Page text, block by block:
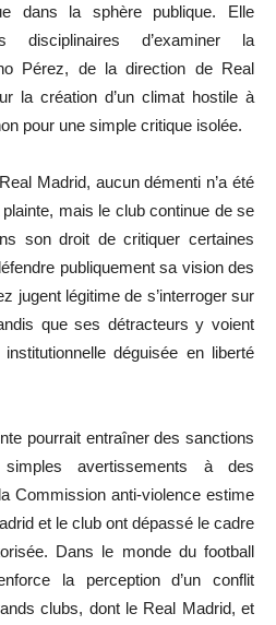
dans la sphère publique. Elle
disciplinaires d’examiner la
Pérez, de la direction de Real
la création d’un climat hostile à
pour une simple critique isolée.
Madrid, aucun démenti n’a été
mais le club continue de se
son droit de critiquer certaines
publiquement sa vision des
jugent légitime de s’interroger sur
que ses détracteurs y voient
déguisée en liberté
pourrait entraîner des sanctions
avertissements à des
Commission anti‑violence estime
et le club ont dépassé le cadre
Dans le monde du football
la perception d’un conflit
clubs, dont le Real Madrid, et